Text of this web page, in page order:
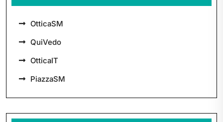
OtticaSM
QuiVedo
OtticaIT
PiazzaSM